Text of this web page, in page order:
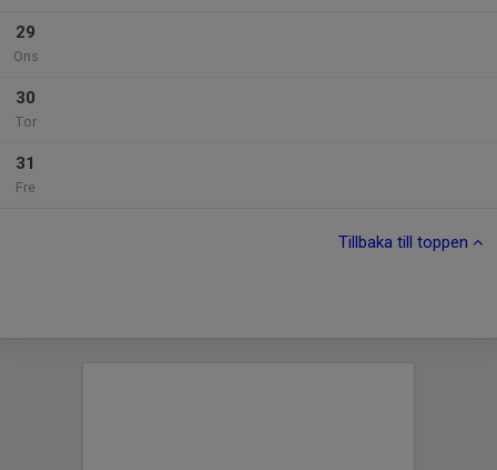
29
Ons
30
Tor
31
Fre
Tillbaka till toppen